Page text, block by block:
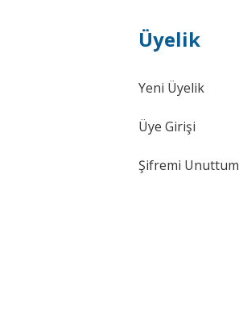
Üyelik
Yeni Üyelik
Üye Girişi
Şifremi Unuttum